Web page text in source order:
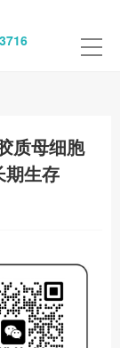
质母细胞
期生存